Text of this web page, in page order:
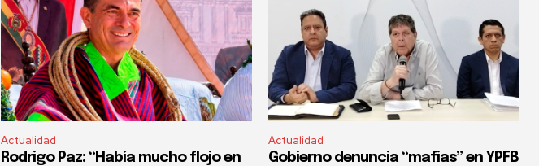
Actualidad
Rodrigo Paz: “Había mucho flojo en
Actualidad
Gobierno denuncia “mafias” en YPFB